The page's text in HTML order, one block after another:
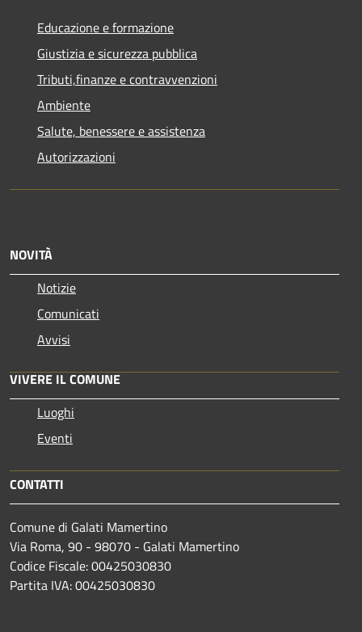
Educazione e formazione
Giustizia e sicurezza pubblica
Tributi,finanze e contravvenzioni
Ambiente
Salute, benessere e assistenza
Autorizzazioni
NOVITÀ
Notizie
Comunicati
Avvisi
VIVERE IL COMUNE
Luoghi
Eventi
CONTATTI
Comune di Galati Mamertino
Via Roma, 90 - 98070 - Galati Mamertino
Codice Fiscale: 00425030830
Partita IVA: 00425030830